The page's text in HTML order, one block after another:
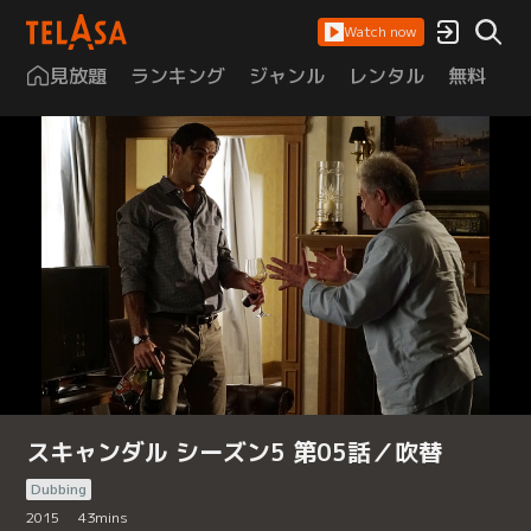
Watch now
見放題 ランキング ジャンル レンタル 無料
スキャンダル シーズン5 第05話／吹替
Dubbing
2015
43mins